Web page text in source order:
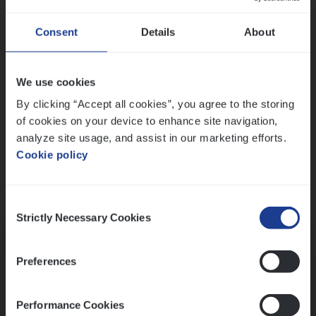
Consent Details About
We use cookies
By clicking “Accept all cookies”, you agree to the storing
of cookies on your device to enhance site navigation,
analyze site usage, and assist in our marketing efforts.
Cookie policy
Selection
Strictly Necessary Cookies
Preferences
Performance Cookies
Ons sollicitatieproces